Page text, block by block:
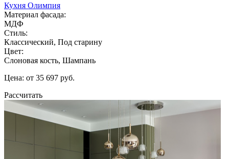
Кухня Олимпия
Материал фасада:
МДФ
Стиль:
Классический, Под старину
Цвет:
Слоновая кость, Шампань
Цена: от 35 697 руб.
Рассчитать